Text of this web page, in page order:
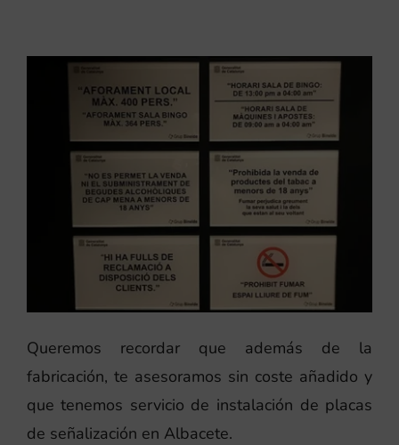
Queremos recordar que además de la
fabricación, te asesoramos sin coste añadido y
que tenemos servicio de instalación de placas
de señalización en Albacete.